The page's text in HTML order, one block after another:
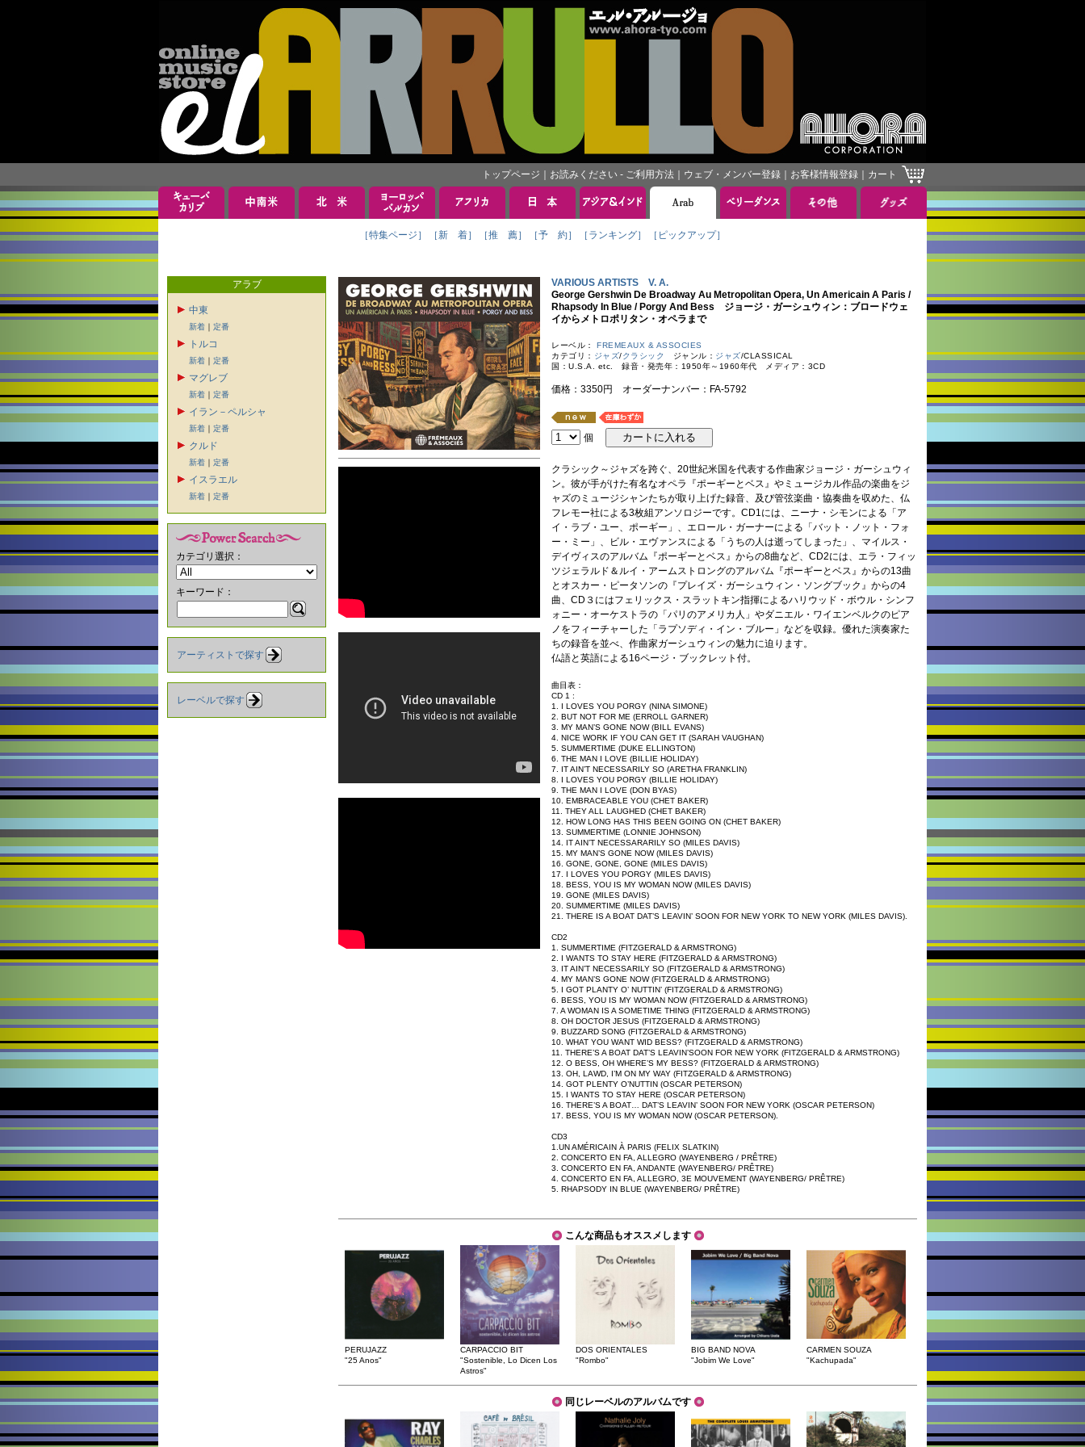
トップページ お読みください - ご利用方法 ウェブ・メンバー登録 お客様情報登録 カート
［特集ページ］ ［新 着］ ［推 薦］ ［予 約］ ［ランキング］ ［ピックアップ］
アラブ
中東
新着 ｜ 定番
トルコ
新着 ｜ 定番
マグレブ
新着 ｜ 定番
イラン－ペルシャ
新着 ｜ 定番
クルド
新着 ｜ 定番
イスラエル
新着 ｜ 定番
カテゴリ選択：
キーワード：
アーティストで探す
レーベルで探す
VARIOUS ARTISTS V. A.
George Gershwin De Broadway Au Metropolitan Opera, Un Americain A Paris /
Rhapsody In Blue / Porgy And Bess ジョージ・ガーシュウィン：ブロードウェ
イからメトロポリタン・オペラまで
レーベル： FREMEAUX & ASSOCIES
カテゴリ： ジャズ/クラシック ジャンル： ジャズ/CLASSICAL
国：U.S.A. etc. 録音・発売年：1950年～1960年代 メディア：3CD
価格：3350円 オーダーナンバー：FA-5792
個
クラシック～ジャズを跨ぐ、20世紀米国を代表する作曲家ジョージ・ガーシュウィ
ン。彼が手がけた有名なオペラ『ポーギーとベス』やミュージカル作品の楽曲をジ
ャズのミュージシャンたちが取り上げた録音、及び管弦楽曲・協奏曲を収めた、仏
フレモー社による3枚組アンソロジーです。CD1には、ニーナ・シモンによる「ア
イ・ラブ・ユー、ポーギー」、エロール・ガーナーによる「バット・ノット・フォ
ー・ミー」、ビル・エヴァンスによる「うちの人は逝ってしまった」、マイルス・
デイヴィスのアルバム『ポーギーとベス』からの8曲など、CD2には、エラ・フィッ
ツジェラルド＆ルイ・アームストロングのアルバム『ポーギーとベス』からの13曲
とオスカー・ピータソンの『プレイズ・ガーシュウィン・ソングブック』からの4
曲、CD３にはフェリックス・スラットキン指揮によるハリウッド・ボウル・シンフ
ォニー・オーケストラの「パリのアメリカ人」やダニエル・ワイエンベルクのピア
ノをフィーチャーした「ラプソディ・イン・ブルー」などを収録。優れた演奏家た
ちの録音を並べ、作曲家ガーシュウィンの魅力に迫ります。
仏語と英語による16ページ・ブックレット付。
曲目表：
CD 1 :
1. I LOVES YOU PORGY (NINA SIMONE)
2. BUT NOT FOR ME (ERROLL GARNER)
3. MY MAN’S GONE NOW (BILL EVANS)
4. NICE WORK IF YOU CAN GET IT (SARAH VAUGHAN)
5. SUMMERTIME (DUKE ELLINGTON)
6. THE MAN I LOVE (BILLIE HOLIDAY)
7. IT AIN’T NECESSARILY SO (ARETHA FRANKLIN)
8. I LOVES YOU PORGY (BILLIE HOLIDAY)
9. THE MAN I LOVE (DON BYAS)
10. EMBRACEABLE YOU (CHET BAKER)
11. THEY ALL LAUGHED (CHET BAKER)
12. HOW LONG HAS THIS BEEN GOING ON (CHET BAKER)
13. SUMMERTIME (LONNIE JOHNSON)
14. IT AIN’T NECESSARARILY SO (MILES DAVIS)
15. MY MAN’S GONE NOW (MILES DAVIS)
16. GONE, GONE, GONE (MILES DAVIS)
17. I LOVES YOU PORGY (MILES DAVIS)
18. BESS, YOU IS MY WOMAN NOW (MILES DAVIS)
19. GONE (MILES DAVIS)
20. SUMMERTIME (MILES DAVIS)
21. THERE IS A BOAT DAT’S LEAVIN’ SOON FOR NEW YORK TO NEW YORK (MILES DAVIS).
CD2
1. SUMMERTIME (FITZGERALD & ARMSTRONG)
2. I WANTS TO STAY HERE (FITZGERALD & ARMSTRONG)
3. IT AIN’T NECESSARILY SO (FITZGERALD & ARMSTRONG)
4. MY MAN’S GONE NOW (FITZGERALD & ARMSTRONG)
5. I GOT PLANTY O’ NUTTIN’ (FITZGERALD & ARMSTRONG)
6. BESS, YOU IS MY WOMAN NOW (FITZGERALD & ARMSTRONG)
7. A WOMAN IS A SOMETIME THING (FITZGERALD & ARMSTRONG)
8. OH DOCTOR JESUS (FITZGERALD & ARMSTRONG)
9. BUZZARD SONG (FITZGERALD & ARMSTRONG)
10. WHAT YOU WANT WID BESS? (FITZGERALD & ARMSTRONG)
11. THERE’S A BOAT DAT’S LEAVIN’SOON FOR NEW YORK (FITZGERALD & ARMSTRONG)
12. O BESS, OH WHERE’S MY BESS? (FITZGERALD & ARMSTRONG)
13. OH, LAWD, I’M ON MY WAY (FITZGERALD & ARMSTRONG)
14. GOT PLENTY O’NUTTIN (OSCAR PETERSON)
15. I WANTS TO STAY HERE (OSCAR PETERSON)
16. THERE’S A BOAT… DAT’S LEAVIN’ SOON FOR NEW YORK (OSCAR PETERSON)
17. BESS, YOU IS MY WOMAN NOW (OSCAR PETERSON).
CD3
1.UN AMÉRICAIN À PARIS (FELIX SLATKIN)
2. CONCERTO EN FA, ALLEGRO (WAYENBERG / PRÊTRE)
3. CONCERTO EN FA, ANDANTE (WAYENBERG/ PRÊTRE)
4. CONCERTO EN FA, ALLEGRO, 3E MOUVEMENT (WAYENBERG/ PRÊTRE)
5. RHAPSODY IN BLUE (WAYENBERG/ PRÊTRE)
こんな商品もオススメします
PERUJAZZ
"25 Anos"
CARPACCIO BIT
"Sostenible, Lo Dicen Los
Astros"
DOS ORIENTALES
"Rombo"
BIG BAND NOVA
"Jobim We Love"
CARMEN SOUZA
"Kachupada"
同じレーベルのアルバムです